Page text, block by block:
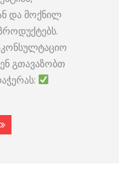
და მოქნილ
გთავაზობთ